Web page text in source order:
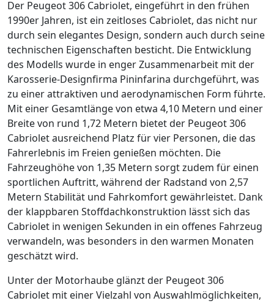
Der Peugeot 306 Cabriolet, eingeführt in den frühen
1990er Jahren, ist ein zeitloses Cabriolet, das nicht nur
durch sein elegantes Design, sondern auch durch seine
technischen Eigenschaften besticht. Die Entwicklung
des Modells wurde in enger Zusammenarbeit mit der
Karosserie-Designfirma Pininfarina durchgeführt, was
zu einer attraktiven und aerodynamischen Form führte.
Mit einer Gesamtlänge von etwa 4,10 Metern und einer
Breite von rund 1,72 Metern bietet der Peugeot 306
Cabriolet ausreichend Platz für vier Personen, die das
Fahrerlebnis im Freien genießen möchten. Die
Fahrzeughöhe von 1,35 Metern sorgt zudem für einen
sportlichen Auftritt, während der Radstand von 2,57
Metern Stabilität und Fahrkomfort gewährleistet. Dank
der klappbaren Stoffdachkonstruktion lässt sich das
Cabriolet in wenigen Sekunden in ein offenes Fahrzeug
verwandeln, was besonders in den warmen Monaten
geschätzt wird.
Unter der Motorhaube glänzt der Peugeot 306
Cabriolet mit einer Vielzahl von Auswahlmöglichkeiten,